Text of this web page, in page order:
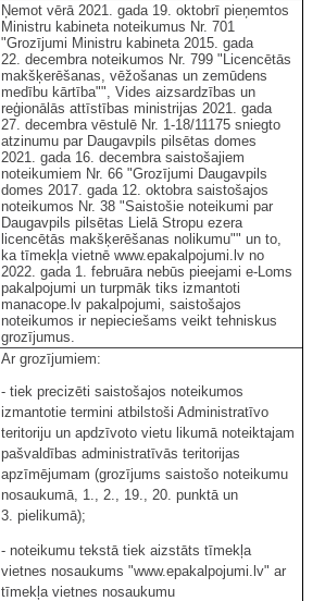
Ņemot vērā 2021. gada 19. oktobrī pieņemtos
Ministru kabineta noteikumus Nr. 701
"Grozījumi Ministru kabineta 2015. gada
22. decembra noteikumos Nr. 799 "Licencētās
makšķerēšanas, vēžošanas un zemūdens
medību kārtība"", Vides aizsardzības un
reģionālās attīstības ministrijas 2021. gada
27. decembra vēstulē Nr. 1-18/11175 sniegto
atzinumu par Daugavpils pilsētas domes
2021. gada 16. decembra saistošajiem
noteikumiem Nr. 66 "Grozījumi Daugavpils
domes 2017. gada 12. oktobra saistošajos
noteikumos Nr. 38 "Saistošie noteikumi par
Daugavpils pilsētas Lielā Stropu ezera
licencētās makšķerēšanas nolikumu"" un to,
ka tīmekļa vietnē www.epakalpojumi.lv no
2022. gada 1. februāra nebūs pieejami e-Loms
pakalpojumi un turpmāk tiks izmantoti
manacope.lv pakalpojumi, saistošajos
noteikumos ir nepieciešams veikt tehniskus
grozījumus.
Ar grozījumiem:
- tiek precizēti saistošajos noteikumos
izmantotie termini atbilstoši Administratīvo
teritoriju un apdzīvoto vietu likumā noteiktajam
pašvaldības administratīvās teritorijas
apzīmējumam (grozījums saistošo noteikumu
nosaukumā, 1., 2., 19., 20. punktā un
3. pielikumā);
- noteikumu tekstā tiek aizstāts tīmekļa
vietnes nosaukums "www.epakalpojumi.lv" ar
tīmekļa vietnes nosaukumu